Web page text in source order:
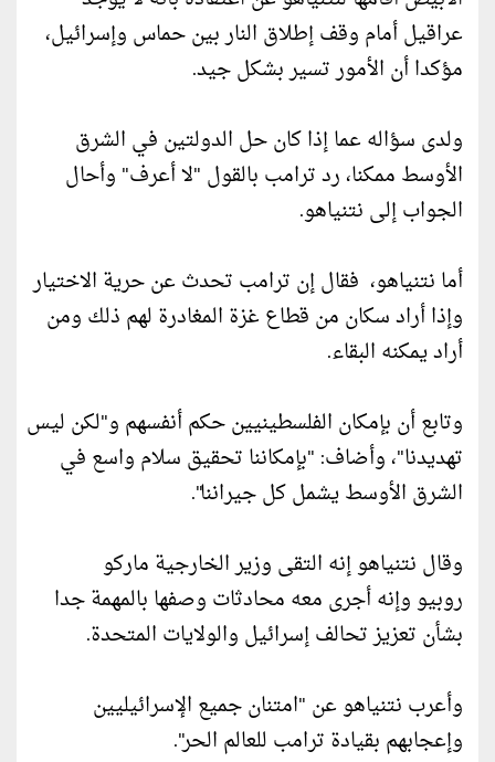
عراقيل أمام وقف إطلاق النار بين حماس وإسرائيل،
مؤكدا أن الأمور تسير بشكل جيد.
ولدى سؤاله عما إذا كان حل الدولتين في الشرق
الأوسط ممكنا، رد ترامب بالقول "لا أعرف" وأحال
الجواب إلى نتنياهو.
أما نتنياهو، فقال إن ترامب تحدث عن حرية الاختيار
وإذا أراد سكان من قطاع غزة المغادرة لهم ذلك ومن
أراد يمكنه البقاء.
وتابع أن بإمكان الفلسطينيين حكم أنفسهم و"لكن ليس
تهديدنا"، وأضاف: "بإمكاننا تحقيق سلام واسع في
الشرق الأوسط يشمل كل جيراننا".
وقال نتنياهو إنه التقى وزير الخارجية ماركو
روبيو وإنه أجرى معه محادثات وصفها بالمهمة جدا
بشأن تعزيز تحالف إسرائيل والولايات المتحدة.
وأعرب نتنياهو عن "امتنان جميع الإسرائيليين
وإعجابهم بقيادة ترامب للعالم الحر".